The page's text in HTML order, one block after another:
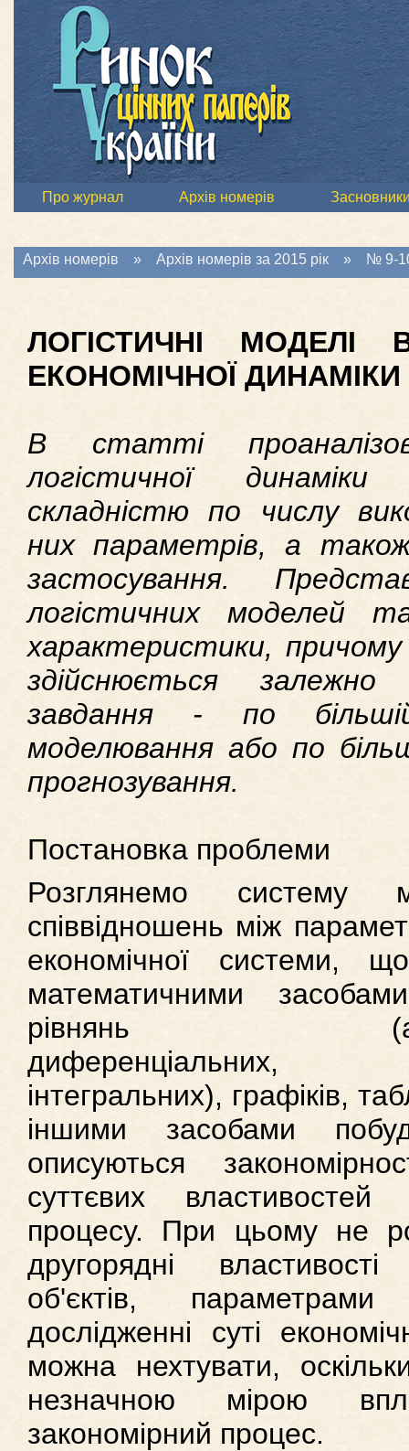
Про журнал Архів номерів
Архів номерів » Архів номерів за 2015 рік » № 9-
ЛОГІСТИЧНІ МОДЕЛІ
ЕКОНОМІЧНОЇ ДИНАМІКИ
В статті
логістичної
складністю по числу
них параметрів, а
застосування.
логістичних моделей
характеристики, причому
здійснюється
завдання - по
моделювання або по
прогнозування.
Постановка проблеми
Розглянемо систему
співвідношень між
економічної системи,
математичними
рівнянь
диференціальних,
інтегральних), графіків,
іншими засобами
описуються
суттєвих властивостей
процесу. При цьому не
другорядні властивості
об'єктів,
дослідженні суті
можна нехтувати,
незначною мірою
закономірний процес.